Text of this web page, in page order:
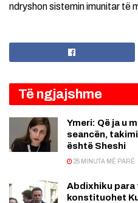
ndryshon sistemin imunitar të
Të ngjajshme
Ymeri: Që ja u
seancën,
është Sheshi
25 MINUTA MË PARË
Abdixhiku para
konstituohet